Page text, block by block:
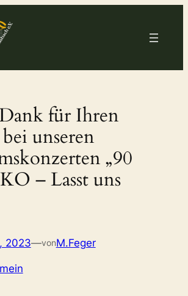
für Ihren
unseren
„90
– Lasst uns
2023—vonM.Feger